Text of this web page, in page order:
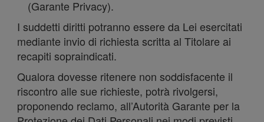
(Garante Privacy).
I suddetti diritti potranno essere da Lei esercitati
mediante invio di richiesta scritta al Titolare ai
recapiti sopraindicati.
Qualora dovesse ritenere non soddisfacente il
riscontro alle sue richieste, potrà rivolgersi,
proponendo reclamo, all’Autorità Garante per la
del